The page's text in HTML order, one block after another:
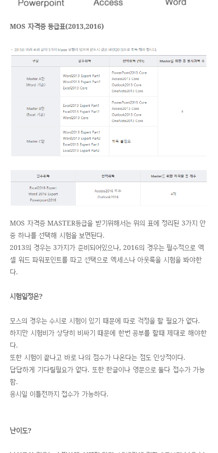
MOS 자격증 등급표(2013,2016)
MOS 자격증 MASTER등급을 받기위해서는 위의 표에 정리된 3가지 안
중 하나를 선택해 시험을 보면된다.
2013의 경우는 3가지가 준비되어있으나, 2016의 경우는 필수적으로 엑
셀 워드 파워포인트를 따고 선택으로 엑세스나 아웃룩을 시험을 봐야한
다.
시험일정은?
모스의 경우는 수시로 시험이 있기 때문에 따로 걱정을 할 필요가 없다.
하지만 시험비가 상당히 비싸기 때문에 한번 공부를 할때 제대로 해야한
다.
또한 시험이 끝나고 바로 나의 점수가 나온다는 점도 인상적이다.
답답하게 기다릴필요가 없다. 또한 한글이나 영문으로 둘다 접수가 가능
함.
응시일 이틀전까지 접수가 가능하다.
난이도?